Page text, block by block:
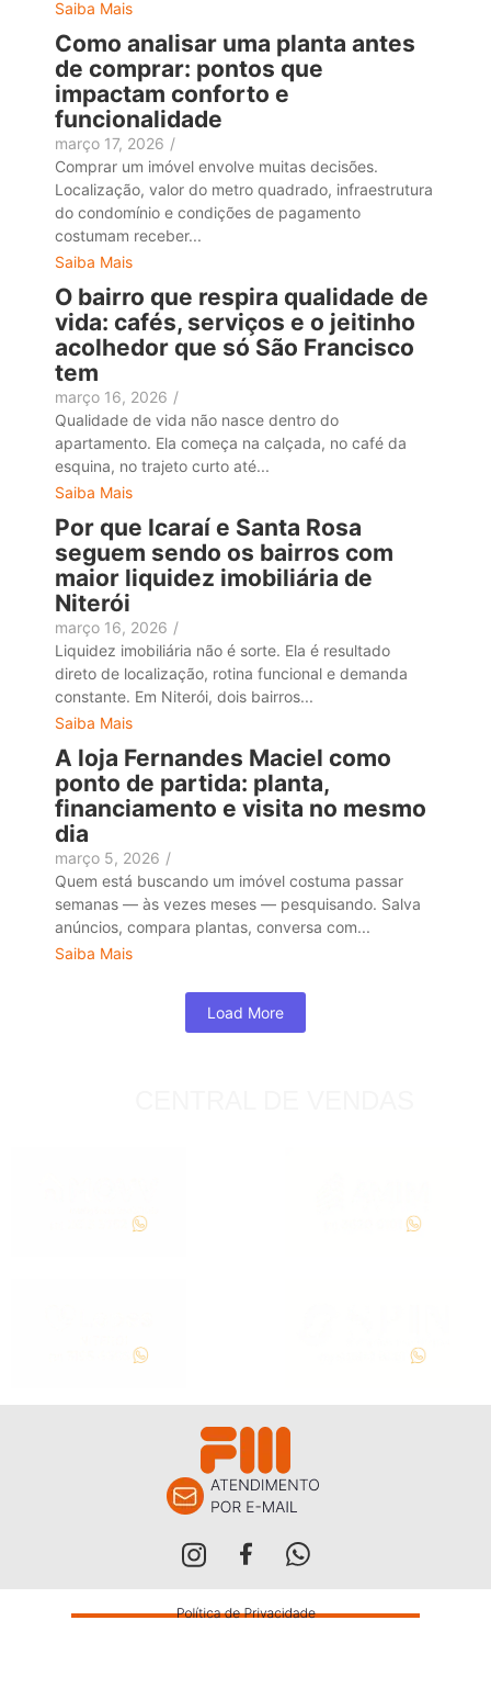
Saiba Mais
Como analisar uma planta antes
de comprar: pontos que
impactam conforto e
funcionalidade
março 17, 2026 /
Comprar um imóvel envolve muitas decisões.
Localização, valor do metro quadrado, infraestrutura
do condomínio e condições de pagamento
costumam receber...
Saiba Mais
O bairro que respira qualidade de
vida: cafés, serviços e o jeitinho
acolhedor que só São Francisco
tem
março 16, 2026 /
Qualidade de vida não nasce dentro do
apartamento. Ela começa na calçada, no café da
esquina, no trajeto curto até...
Saiba Mais
Por que Icaraí e Santa Rosa
seguem sendo os bairros com
maior liquidez imobiliária de
Niterói
março 16, 2026 /
Liquidez imobiliária não é sorte. Ela é resultado
direto de localização, rotina funcional e demanda
constante. Em Niterói, dois bairros...
Saiba Mais
A loja Fernandes Maciel como
ponto de partida: planta,
financiamento e visita no mesmo
dia
março 5, 2026 /
Quem está buscando um imóvel costuma passar
semanas — às vezes meses — pesquisando. Salva
anúncios, compara plantas, conversa com...
Saiba Mais
Load More